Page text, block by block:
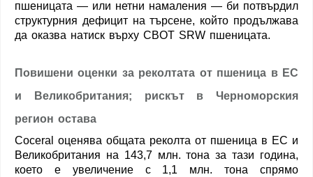
пшеницата — или нетни намаления — би потвърдил
структурния дефицит на търсене, който продължава
да оказва натиск върху CBOT SRW пшеницата.
Повишени оценки за реколтата от пшеница в ЕС
и Великобритания; рискът в Черноморския
регион остава
Coceral оценява общата реколта от пшеница в ЕС и
Великобритания на 143,7 млн. тона за тази година,
което е увеличение с 1,1 млн. тона спрямо